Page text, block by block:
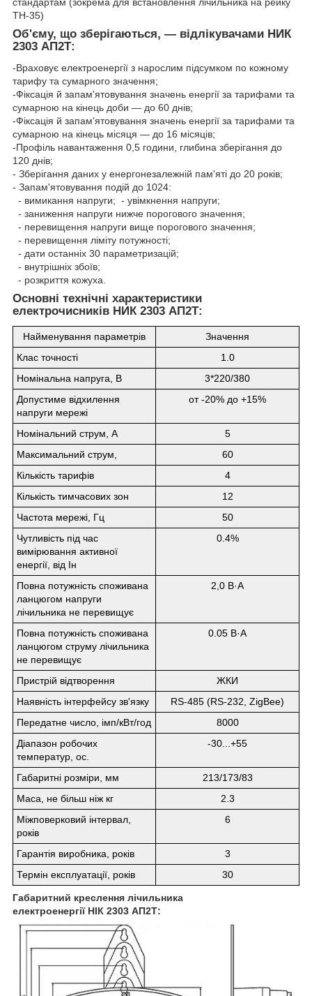
стандартам (зокрема для встановлення лічильника на рейку
ТН-35)
Об'єму, що зберігаються, — відлікувачами НИК
2303 АП2Т:
-Враховує електроенергії з нарослим підсумком по кожному
тарифу та сумарного значення;
-Фіксація й запам'ятовування значень енергії за тарифами та
сумарною на кінець доби — до 60 днів;
-Фіксація й запам'ятовування значень енергії за тарифами та
сумарною на кінець місяця — до 16 місяців;
-Профіль навантаження 0,5 години, глибина зберігання до
120 днів;
- Зберігання даних у енергонезалежній пам'яті до 20 років;
- Запам'ятовування подій до 1024:
- вимикання напруги; - увімкнення напруги;
- заниження напруги нижче порогового значення;
- перевищення напруги вище порогового значення;
- перевищення ліміту потужності;
- дати останніх 30 параметризацій;
- внутрішніх збоїв;
- розкриття кожуха.
Основні технічні характеристики
електрочисників НИК 2303 АП2Т:
Найменування параметрів
Значення
Клас точності
1.0
Номінальна напруга, В
3*220/380
Допустиме відхилення
напруги мережі
от -20% до +15%
Номінальний струм, А
5
Максимальний струм,
60
Кількість тарифів
4
Кількість тимчасових зон
12
Частота мережі, Гц
50
Чутливість під час
вимірювання активної
енергії, від Iн
0.4%
Повна потужність споживана
ланцюгом напруги
лічильника не перевищує
2,0 В·А
Повна потужність споживана
ланцюгом струму лічильника
не перевищує
0.05 В·А
Пристрій відтворення
ЖКИ
Наявність інтерфейсу зв'язку
RS-485 (RS-232, ZigBee)
Передатне число, імп/кВт/год
8000
Діапазон робочих
температур, ос.
-30...+55
Габаритні розміри, мм
213/173/83
Маса, не більш ніж кг
2.3
Міжповерковий інтервал,
років
6
Гарантія виробника, років
3
Термін експлуатації, років
30
Габаритний креслення лічильника
електроенергії НIК 2303 АП2Т: